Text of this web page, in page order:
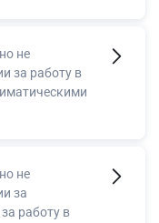
не
за работу в
не
за
работу в